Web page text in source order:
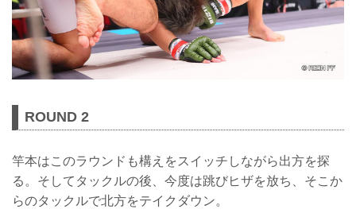
ROUND 2
竿本はこのラウンドも構えをスイッチしながら出方を探
る。そしてタックルの後、今度は跳びヒザを放ち、そこか
らのタックルで北方をテイクダウン。